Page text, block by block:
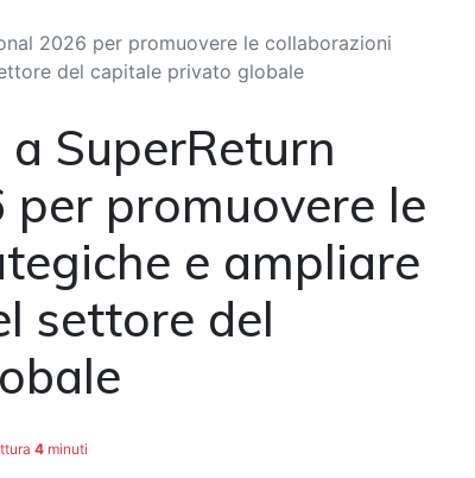
2026 per promuovere le collaborazioni
del capitale privato globale
SuperReturn
promuovere le
e ampliare
settore del
4 minuti